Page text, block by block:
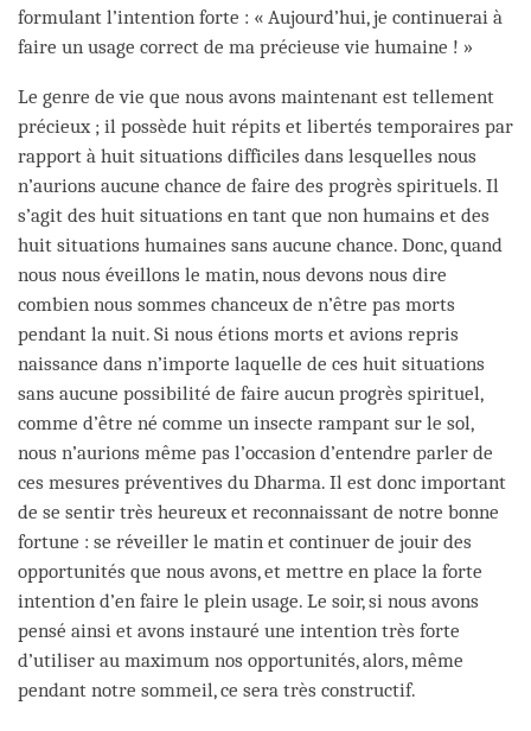
formulant l’intention forte : « Aujourd’hui, je continuerai à
faire un usage correct de ma précieuse vie humaine ! »
Le genre de vie que nous avons maintenant est tellement
précieux ; il possède huit répits et libertés temporaires par
rapport à huit situations difficiles dans lesquelles nous
n’aurions aucune chance de faire des progrès spirituels. Il
s’agit des huit situations en tant que non humains et des
huit situations humaines sans aucune chance. Donc, quand
nous nous éveillons le matin, nous devons nous dire
combien nous sommes chanceux de n’être pas morts
pendant la nuit. Si nous étions morts et avions repris
naissance dans n’importe laquelle de ces huit situations
sans aucune possibilité de faire aucun progrès spirituel,
comme d’être né comme un insecte rampant sur le sol,
nous n’aurions même pas l’occasion d’entendre parler de
ces mesures préventives du Dharma. Il est donc important
de se sentir très heureux et reconnaissant de notre bonne
fortune : se réveiller le matin et continuer de jouir des
opportunités que nous avons, et mettre en place la forte
intention d’en faire le plein usage. Le soir, si nous avons
pensé ainsi et avons instauré une intention très forte
d’utiliser au maximum nos opportunités, alors, même
pendant notre sommeil, ce sera très constructif.